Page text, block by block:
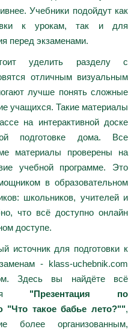
Учебники подойдут как
к урокам, так и для
перед экзаменами.
уделить разделу с
отличным визуальным
лучше понять сложные
учащихся. Такие материалы
на интерактивной доске
подготовке дома. Все
материалы проверены на
учебной программе. Это
в образовательном
школьников, учителей и
что всё доступно онлайн
доступе.
источник для подготовки к
- klass-uchebnik.com
Здесь вы найдёте всё
"Презентация по
"Что такое бабье лето?"",
более организованным,